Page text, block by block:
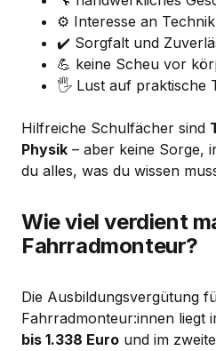
⚙️ Interesse an
✔️ Sorgfalt und
💪 keine Scheu vor
🖐 Lust auf praktische
Hilfreiche Schulfächer sind
Physik – aber keine Sorge,
du alles, was du wissen
Wie viel verdient
Fahrradmonteur?
Die Ausbildungsvergütung
Fahrradmonteur:innen liegt
bis 1.338 Euro und im